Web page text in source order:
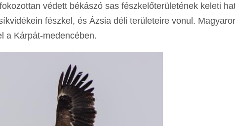
védett békászó sas fészkelőterületének keleti
fészkel, és Ázsia déli területeire vonul.
a Kárpát-medencében.